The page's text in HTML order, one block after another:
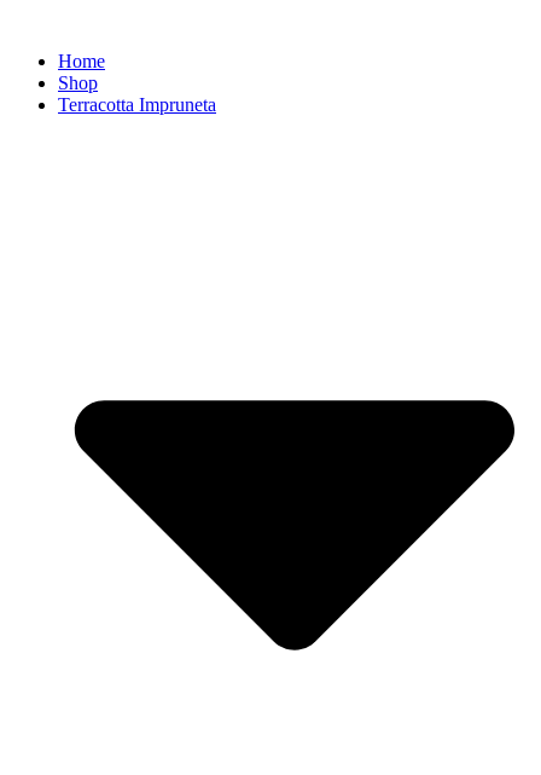
springenHome
Shop
Terracotta Impruneta